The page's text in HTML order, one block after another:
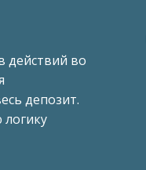
действий во
депозит.